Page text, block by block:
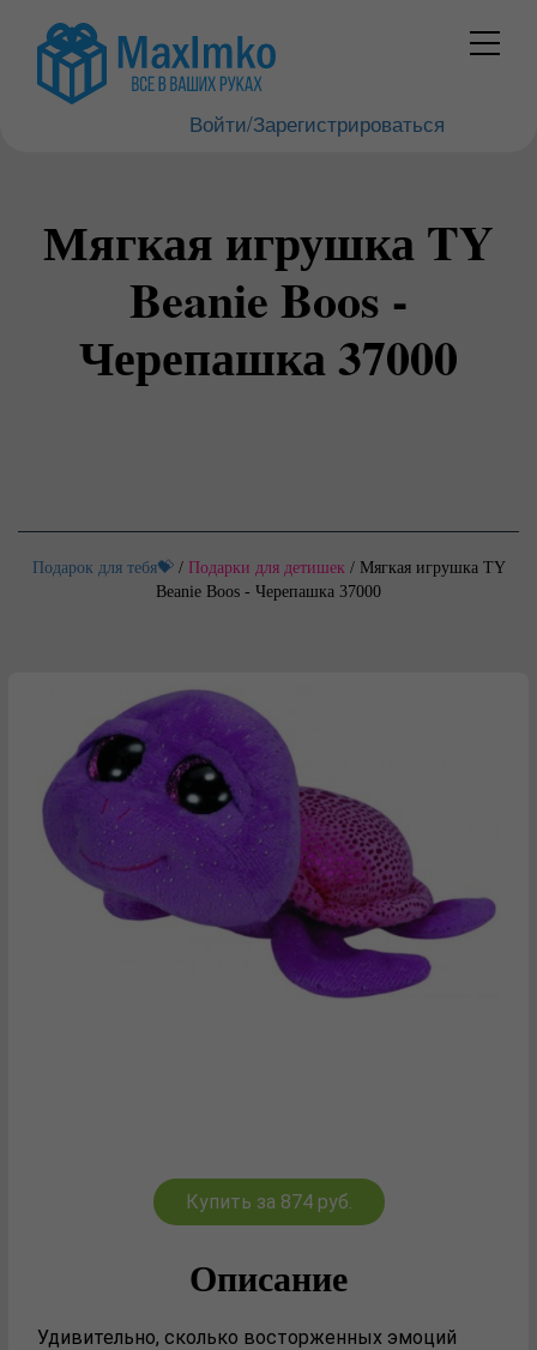
Войти/Зарегистрироваться
Мягкая игрушка TY
Beanie Boos -
Черепашка 37000
Подарок для тебя💝/ Подарки для детишек/ Мягкая игрушка TY
Beanie Boos - Черепашка 37000
Купить за 874 руб.
Описание
Удивительно, сколько восторженных эмоций